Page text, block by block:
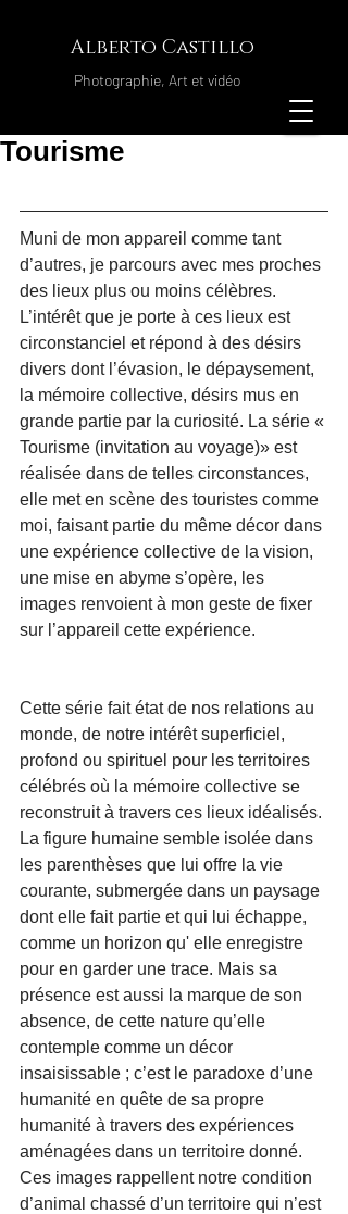
Alberto Castillo
Photographie, Art et vidéo
Tourisme
Muni de mon appareil comme tant
d’autres, je parcours avec mes proches
des lieux plus ou moins célèbres.
L’intérêt que je porte à ces lieux est
circonstanciel et répond à des désirs
divers dont l’évasion, le dépaysement,
la mémoire collective, désirs mus en
grande partie par la curiosité. La série «
Tourisme (invitation au voyage)» est
réalisée dans de telles circonstances,
elle met en scène des touristes comme
moi, faisant partie du même décor dans
une expérience collective de la vision,
une mise en abyme s’opère, les
images renvoient à mon geste de fixer
sur l’appareil cette expérience.
Cette série fait état de nos relations au
monde, de notre intérêt superficiel,
profond ou spirituel pour les territoires
célébrés où la mémoire collective se
reconstruit à travers ces lieux idéalisés.
La figure humaine semble isolée dans
les parenthèses que lui offre la vie
courante, submergée dans un paysage
dont elle fait partie et qui lui échappe,
comme un horizon qu' elle enregistre
pour en garder une trace. Mais sa
présence est aussi la marque de son
absence, de cette nature qu’elle
contemple comme un décor
insaisissable ; c’est le paradoxe d’une
humanité en quête de sa propre
humanité à travers des expériences
aménagées dans un territoire donné.
Ces images rappellent notre condition
d’animal chassé d’un territoire qui n’est